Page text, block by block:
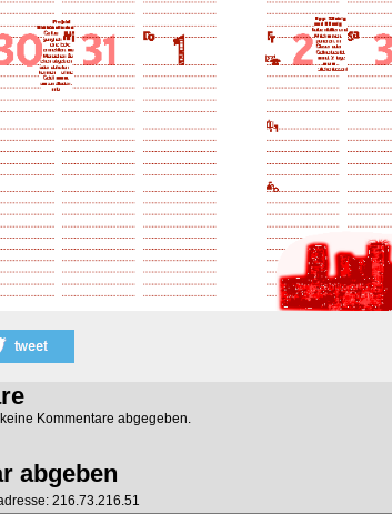
Kommentare abgegeben.
abgeben
216.73.216.51